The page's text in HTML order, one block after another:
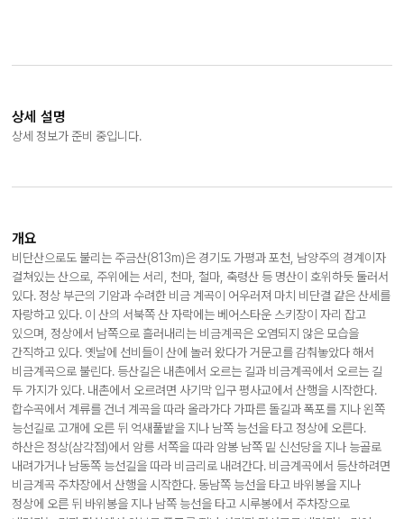
상세 설명
상세 정보가 준비 중입니다.
개요
비단산으로도 불리는 주금산(813m)은 경기도 가평과 포천, 남양주의 경계이자
걸쳐있는 산으로, 주위에는 서리, 천마, 철마, 축령산 등 명산이 호위하듯 둘러서
있다. 정상 부근의 기암과 수려한 비금 계곡이 어우러져 마치 비단결 같은 산세를
자랑하고 있다. 이 산의 서북쪽 산 자락에는 베어스타운 스키장이 자리 잡고
있으며, 정상에서 남쪽으로 흘러내리는 비금계곡은 오염되지 않은 모습을
간직하고 있다. 옛날에 선비들이 산에 놀러 왔다가 거문고를 감춰놓았다 해서
비금계곡으로 불린다. 등산길은 내촌에서 오르는 길과 비금계곡에서 오르는 길
두 가지가 있다. 내촌에서 오르려면 사기막 입구 평사교에서 산행을 시작한다.
합수곡에서 계류를 건너 계곡을 따라 올라가다 가파른 돌길과 폭포를 지나 왼쪽
능선길로 고개에 오른 뒤 억새풀밭을 지나 남쪽 능선을 타고 정상에 오른다.
하산은 정상(삼각점)에서 암릉 서쪽을 따라 암봉 남쪽 밑 신선당을 지나 능골로
내려가거나 남동쪽 능선길을 따라 비금리로 내려간다. 비금계곡에서 등산하려면
비금계곡 주차장에서 산행을 시작한다. 동남쪽 능선을 타고 바위봉을 지나
정상에 오른 뒤 바위봉을 지나 남쪽 능선을 타고 시루봉에서 주차장으로